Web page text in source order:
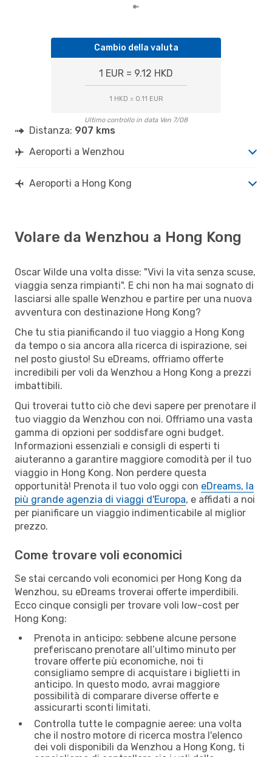
Cambio della valuta
1 EUR = 9.12 HKD
1 HKD = 0.11 EUR
Ultimo controllo in data Ven 7/08
Distanza: 907 kms
Aeroporti a Wenzhou
Aeroporti a Hong Kong
Volare da Wenzhou a Hong Kong
Oscar Wilde una volta disse: "Vivi la vita senza scuse,
viaggia senza rimpianti". E chi non ha mai sognato di
lasciarsi alle spalle Wenzhou e partire per una nuova
avventura con destinazione Hong Kong?
Che tu stia pianificando il tuo viaggio a Hong Kong
da tempo o sia ancora alla ricerca di ispirazione, sei
nel posto giusto! Su eDreams, offriamo offerte
incredibili per voli da Wenzhou a Hong Kong a prezzi
imbattibili.
Qui troverai tutto ciò che devi sapere per prenotare il
tuo viaggio da Wenzhou con noi. Offriamo una vasta
gamma di opzioni per soddisfare ogni budget.
Informazioni essenziali e consigli di esperti ti
aiuteranno a garantire maggiore comodità per il tuo
viaggio in Hong Kong. Non perdere questa
opportunità! Prenota il tuo volo oggi con eDreams, la
più grande agenzia di viaggi d'Europa, e affidati a noi
per pianificare un viaggio indimenticabile al miglior
prezzo.
Come trovare voli economici
Se stai cercando voli economici per Hong Kong da
Wenzhou, su eDreams troverai offerte imperdibili.
Ecco cinque consigli per trovare voli low-cost per
Hong Kong:
Prenota in anticipo: sebbene alcune persone
preferiscano prenotare all’ultimo minuto per
trovare offerte più economiche, noi ti
consigliamo sempre di acquistare i biglietti in
anticipo. In questo modo, avrai maggiore
possibilità di comparare diverse offerte e
assicurarti sconti limitati.
Controlla tutte le compagnie aeree: una volta
che il nostro motore di ricerca mostra l'elenco
dei voli disponibili da Wenzhou a Hong Kong, ti